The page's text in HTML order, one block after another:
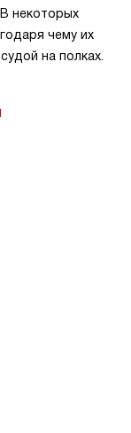
некоторых
чему их
на полках.